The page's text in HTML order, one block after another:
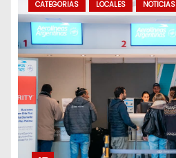
CATEGORIAS LOCALES NOTICIAS